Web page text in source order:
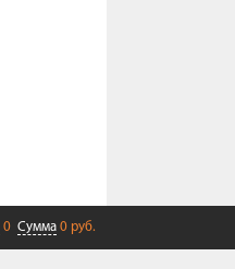
0 Сумма 0 руб.